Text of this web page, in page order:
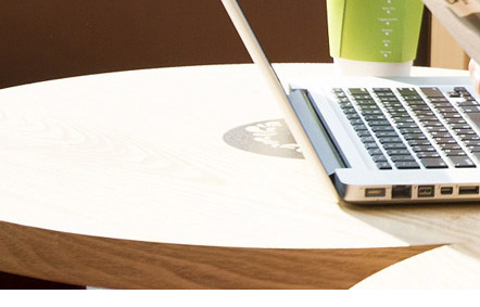
可堆肥生物降解服装手挽袋 环保购物手提袋按需定制印刷